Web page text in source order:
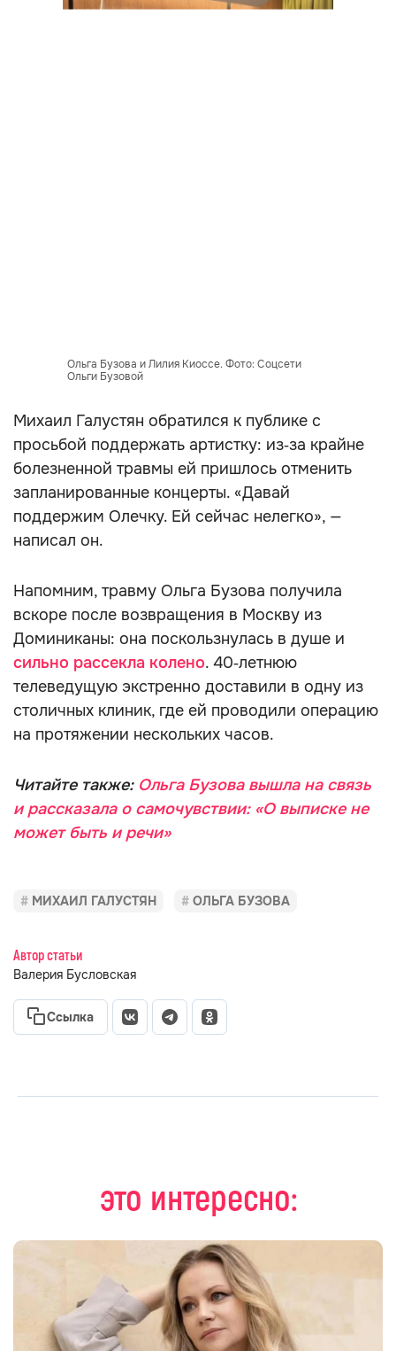
Ольга Бузова и Лилия Киоссе. Фото: Соцсети
Ольги Бузовой
Михаил Галустян обратился к публике с
просьбой поддержать артистку: из‑за крайне
болезненной травмы ей пришлось отменить
запланированные концерты. «Давай
поддержим Олечку. Ей сейчас нелегко», —
написал он.
Напомним, травму Ольга Бузова получила
вскоре после возвращения в Москву из
Доминиканы: она поскользнулась в душе и
сильно рассекла колено. 40‑летнюю
телеведущую экстренно доставили в одну из
столичных клиник, где ей проводили операцию
на протяжении нескольких часов.
Читайте также: Ольга Бузова вышла на связь
и рассказала о самочувствии: «О выписке не
может быть и речи»
МИХАИЛ ГАЛУСТЯН ОЛЬГА БУЗОВА
Автор статьи
Валерия Бусловская
Ссылка
это интересно: